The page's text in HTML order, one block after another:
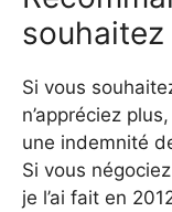
Si vous
n’appréciez
une indemnité
Si vous
je l’ai fait en